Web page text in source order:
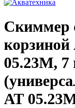
Скиммер
05.23М, 7
АТ